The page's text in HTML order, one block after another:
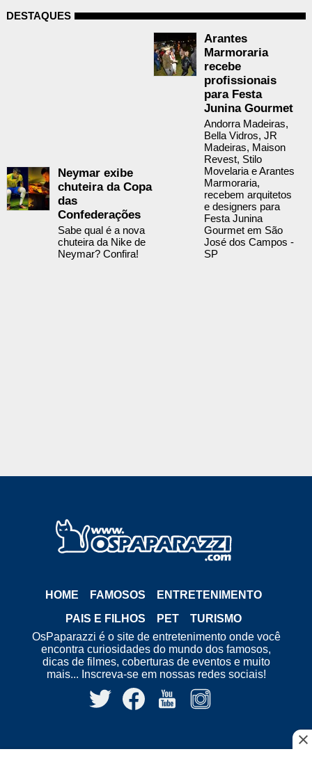
DESTAQUES
Neymar exibe
chuteira da Copa
das
Confederações
Sabe qual é a nova
chuteira da Nike de
Neymar? Confira!
Arantes
Marmoraria
recebe
profissionais
para Festa
Junina Gourmet
Andorra Madeiras,
Bella Vidros, JR
Madeiras, Maison
Revest, Stilo
Movelaria e Arantes
Marmoraria,
recebem arquitetos
e designers para
Festa Junina
Gourmet em São
José dos Campos -
SP
HOME FAMOSOS
ENTRETENIMENTO
PAIS E FILHOS
PET
TURISMO
OsPaparazzi é o site de entretenimento onde você
encontra curiosidades do mundo dos famosos,
dicas de filmes, coberturas de eventos e muito
mais... Inscreva-se em nossas redes sociais!